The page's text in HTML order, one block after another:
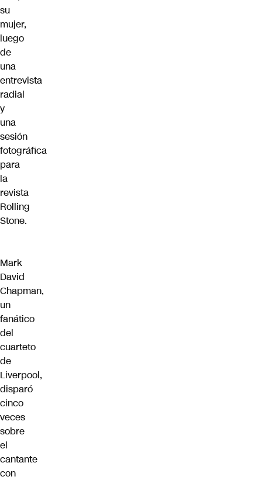
su
mujer,
luego
de
una
entrevista
radial
y
una
sesión
fotográfica
para
la
revista
Rolling
Stone.
Mark
David
Chapman,
un
fanático
del
cuarteto
de
Liverpool,
disparó
cinco
veces
sobre
el
cantante
con